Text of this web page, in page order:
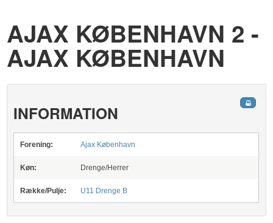
AJAX KØBENHAVN 2 -
AJAX KØBENHAVN
INFORMATION
Forening: Ajax København
Køn: Drenge/Herrer
Række/Pulje: U11 Drenge B